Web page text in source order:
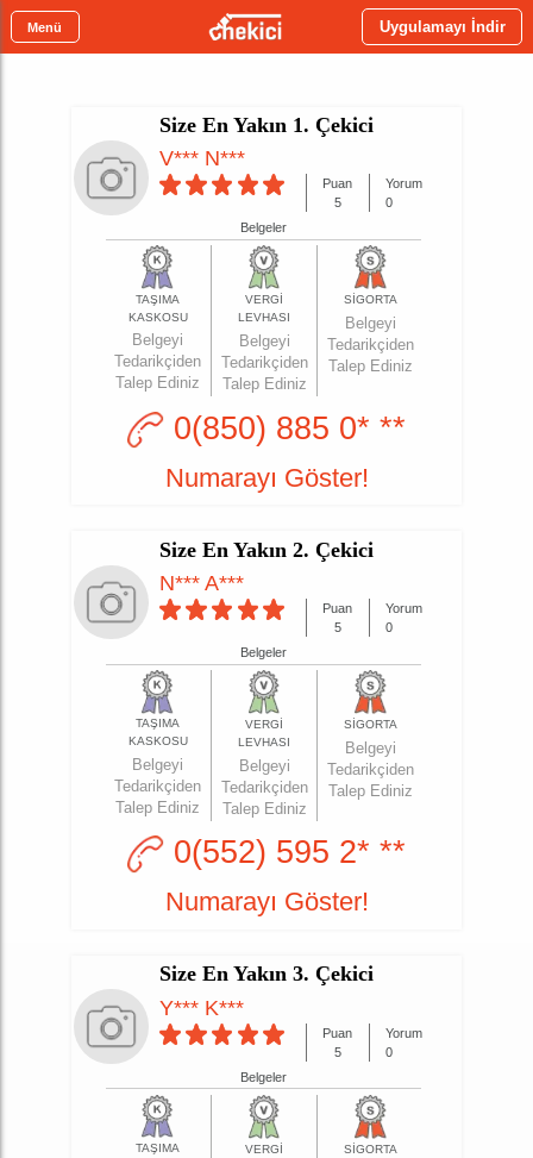
Menü Uygulamayı İndir
Size En Yakın 1. Çekici
V*** N***
Puan
5
Yorum
0
Belgeler
TAŞIMA
KASKOSU
Belgeyi
Tedarikçiden
Talep Ediniz
VERGİ
LEVHASI
Belgeyi
Tedarikçiden
Talep Ediniz
SİGORTA
Belgeyi
Tedarikçiden
Talep Ediniz
0(850) 885 0* **
Numarayı Göster!
Size En Yakın 2. Çekici
N*** A***
Puan
5
Yorum
0
Belgeler
TAŞIMA
KASKOSU
Belgeyi
Tedarikçiden
Talep Ediniz
VERGİ
LEVHASI
Belgeyi
Tedarikçiden
Talep Ediniz
SİGORTA
Belgeyi
Tedarikçiden
Talep Ediniz
0(552) 595 2* **
Numarayı Göster!
Size En Yakın 3. Çekici
Y*** K***
Puan
5
Yorum
0
Belgeler
TAŞIMA
VERGİ
SİGORTA